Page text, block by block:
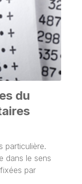
du
particulière.
dans le sens
par